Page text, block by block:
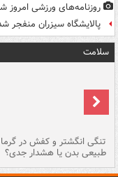
روزنامه‌های ورزشی امروز ‌شنبه ۱۷
پالایشگاه سیزران منفجر
سلامت
تنگی انگشتر و کفش در
طبیعی بدن یا هشدار جدی؟